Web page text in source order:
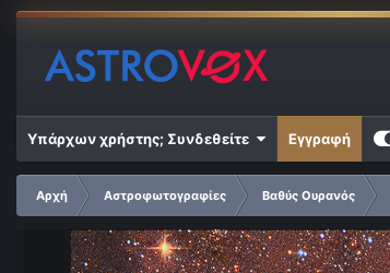
Υπάρχων χρήστης; Συνδεθείτε Εγγραφή
Αρχή Αστροφωτογραφίες Βαθύς Ουρανός